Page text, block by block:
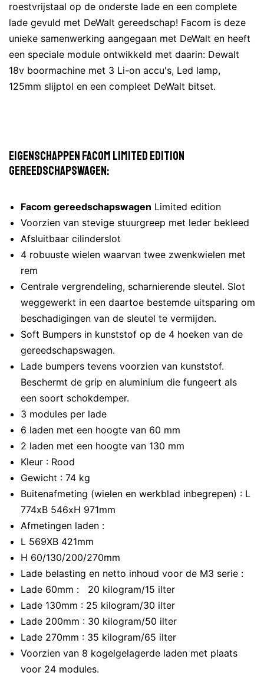
roestvrijstaal op de onderste lade en een complete
lade gevuld met DeWalt gereedschap! Facom is deze
unieke samenwerking aangegaan met DeWalt en heeft
een speciale module ontwikkeld met daarin: Dewalt
18v boormachine met 3 Li-on accu's, Led lamp,
125mm slijptol en een compleet DeWalt bitset.
Eigenschappen Facom limited edition
gereedschapswagen:
Facom gereedschapswagen Limited edition
Voorzien van stevige stuurgreep met leder bekleed
Afsluitbaar cilinderslot
4 robuuste wielen waarvan twee zwenkwielen met
rem
Centrale vergrendeling, scharnierende sleutel. Slot
weggewerkt in een daartoe bestemde uitsparing om
beschadigingen van de sleutel te vermijden.
Soft Bumpers in kunststof op de 4 hoeken van de
gereedschapswagen.
Lade bumpers tevens voorzien van kunststof.
Beschermt de grip en aluminium die fungeert als
een soort schokdemper.
3 modules per lade
6 laden met een hoogte van 60 mm
2 laden met een hoogte van 130 mm
Kleur : Rood
Gewicht : 74 kg
Buitenafmeting (wielen en werkblad inbegrepen) : L
774xB 546xH 971mm
Afmetingen laden :
L 569XB 421mm
H 60/130/200/270mm
Lade belasting en netto inhoud voor de M3 serie :
Lade 60mm : 20 kilogram/15 ilter
Lade 130mm : 25 kilogram/30 ilter
Lade 200mm : 30 kilogram/50 ilter
Lade 270mm : 35 kilogram/65 ilter
Voorzien van 8 kogelgelagerde laden met plaats
voor 24 modules.